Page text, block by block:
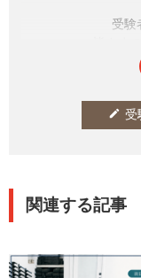
受験
edit 受
関連する記事